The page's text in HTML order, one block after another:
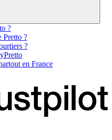
?
Pretto ?
?
en France